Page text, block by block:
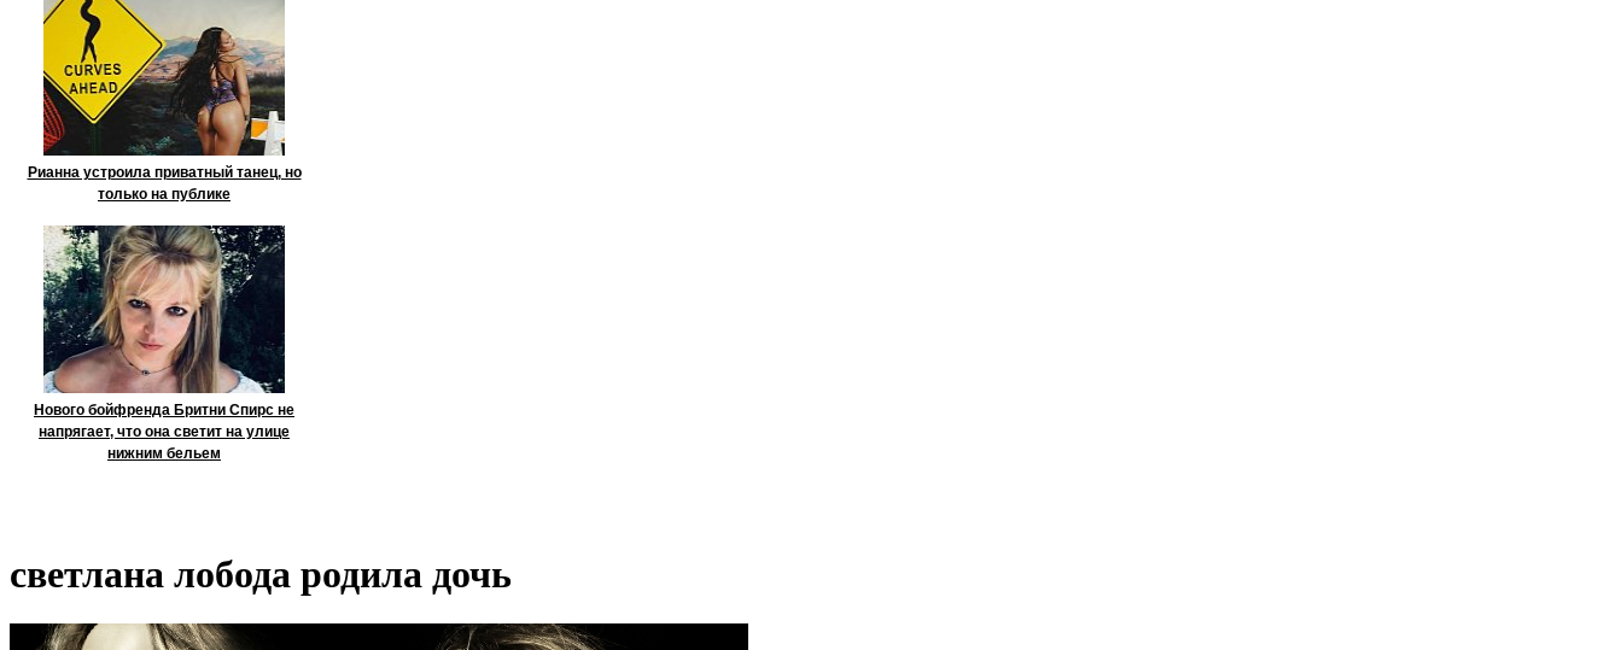
Рианна устроила приватный танец, но
только на публике
Нового бойфренда Бритни Спирс не
напрягает, что она светит на улице
нижним бельем
светлана лобода родила дочь